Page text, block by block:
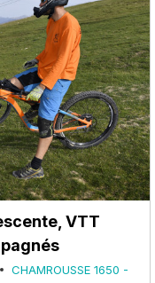
VTT
CHAMROUSSE 1650 -